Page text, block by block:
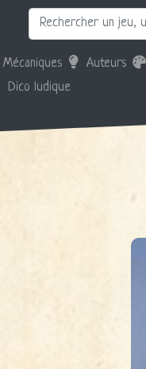
Mécaniques Auteurs
Dico ludique